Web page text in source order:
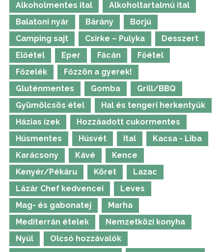
Alkoholmentes ital
Alkoholtartalmú ital
Balatoni nyár
Bárány
Borjú
Camping sajt
Csirke – Pulyka
Desszert
Előétel
Eper Fácán
Főétel
Főzelék
Főzzön a gyerek!
Gluténmentes
Gomba
Grill/BBQ
Gyümölcsös étel
Hal és tengeri herkentyűk
Házias ízek
Hozzáadott cukormentes
Húsmentes
Húsvét Ital
Kacsa - Liba
Karácsony
Kávé
Kence
Kenyér/Pékáru
Köret
Lazac
Lázár Chef kedvencei
Leves
Mag- és gabonatej
Marha
Mediterrán ételek
Nemzetközi konyha
Nyúl
Olcsó hozzávalók